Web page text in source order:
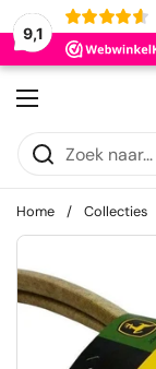
9,1
Ga naar content
Menu openen
Home / Collecties